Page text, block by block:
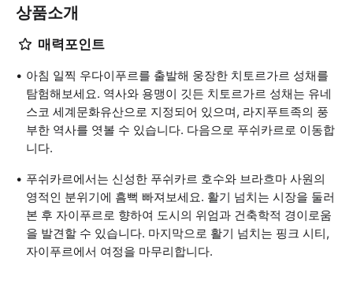
상품소개
매력포인트
아침 일찍 우다이푸르를 출발해 웅장한 치토르가르 성채를
탐험해보세요. 역사와 용맹이 깃든 치토르가르 성채는 유네
스코 세계문화유산으로 지정되어 있으며, 라지푸트족의 풍
부한 역사를 엿볼 수 있습니다. 다음으로 푸쉬카르로 이동합
니다.
푸쉬카르에서는 신성한 푸쉬카르 호수와 브라흐마 사원의
영적인 분위기에 흠뻑 빠져보세요. 활기 넘치는 시장을 둘러
본 후 자이푸르로 향하여 도시의 위엄과 건축학적 경이로움
을 발견할 수 있습니다. 마지막으로 활기 넘치는 핑크 시티,
자이푸르에서 여정을 마무리합니다.